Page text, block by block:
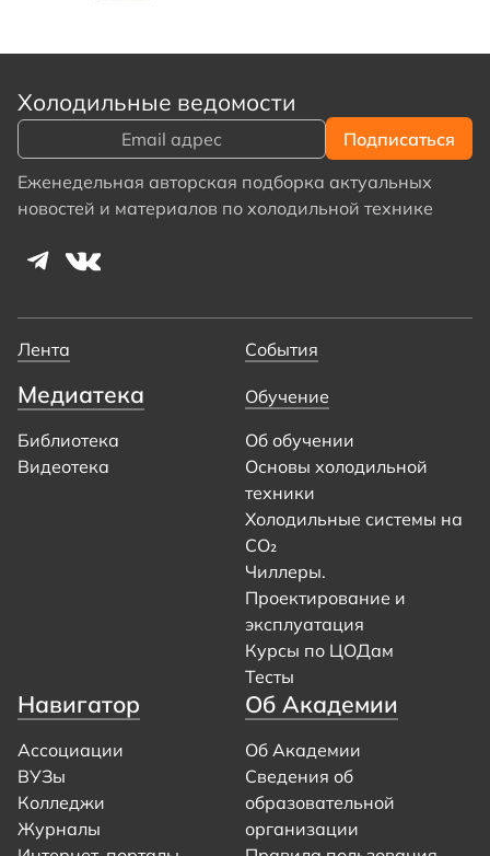
Холодильные ведомости
Еженедельная авторская подборка актуальных
новостей и материалов по холодильной технике
Лента События
Медиатека
Библиотека
Видеотека
Обучение
Об обучении
Основы холодильной
техники
Холодильные системы на
CO₂
Чиллеры.
Проектирование и
эксплуатация
Курсы по ЦОДам
Тесты
Навигатор
Ассоциации
ВУЗы
Колледжи
Журналы
Об Академии
Об Академии
Сведения об
образовательной
организации